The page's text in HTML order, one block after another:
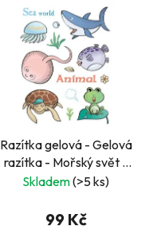
Razítka gelová - Gelová
razítka - Mořský svět -
žralok, želva, rejnok, ...
Skladem(>5 ks)
99 Kč